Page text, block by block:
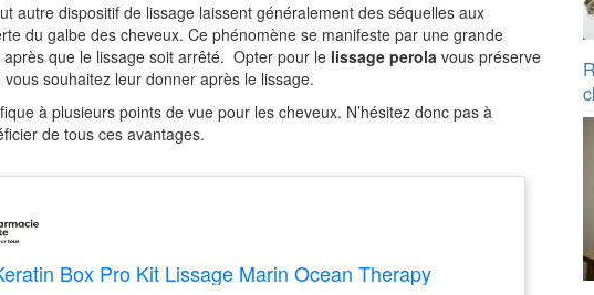
autre dispositif de lissage laissent généralement des séquelles aux
du galbe des cheveux. Ce phénomène se manifeste par une grande
que le lissage soit arrêté. Opter pour le lissage perola vous préserve
souhaitez leur donner après le lissage.
à plusieurs points de vue pour les cheveux. N’hésitez donc pas à
de tous ces avantages.
Box Pro Kit Lissage Marin Ocean Therapy